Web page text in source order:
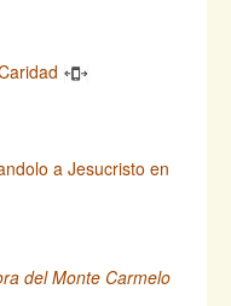
a Jesucristo en
del Monte Carmelo